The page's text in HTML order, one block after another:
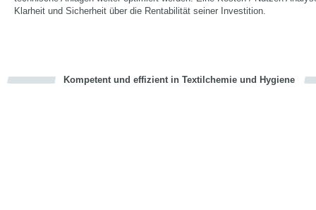
Klarheit und Sicherheit über die Rentabilität seiner Investition.
Kompetent und effizient in Textilchemie und Hygiene